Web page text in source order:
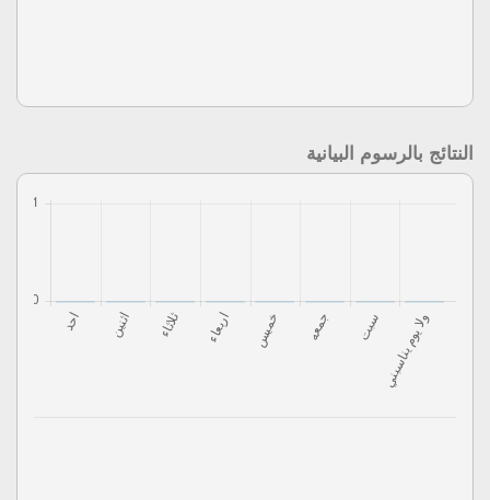
النتائج بالرسوم البيانية